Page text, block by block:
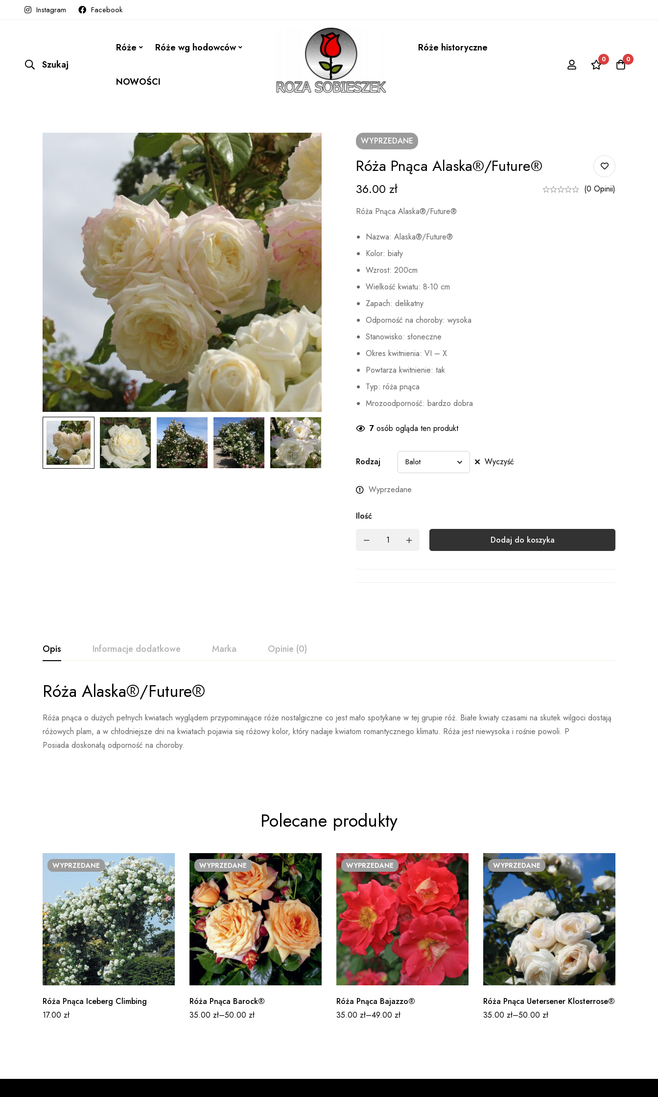
Instagram Facebook
Szukaj
Róże Róże wg hodowców Róże historyczne
NOWOŚCI
0 0
WYPRZEDANE
Róża Pnąca Alaska®/Future®
36.00 zł
(0 Opinii)
Róża Pnąca Alaska®/Future®
Nazwa: Alaska®/Future®
Kolor: biały
Wzrost: 200cm
Wielkość kwiatu: 8-10 cm
Zapach: delikatny
Odporność na choroby: wysoka
Stanowisko: słoneczne
Okres kwitnienia: VI – X
Powtarza kwitnienie: tak
Typ: róża pnąca
Mrozoodporność: bardzo dobra
7 osób ogląda ten produkt
Rodzaj Wyczyść
Wyprzedane
Ilość
Dodaj do koszyka
Opis Informacje dodatkowe Marka Opinie (0)
Róża Alaska®/Future®
Róża pnąca o dużych pełnych kwiatach wyglądem przypominające róże nostalgiczne co jest mało spotykane w tej grupie róż. Białe kwiaty czasami na skutek wilgoci dostają
różowych plam, a w chłodniejsze dni na kwiatach pojawia się różowy kolor, który nadaje kwiatom romantycznego klimatu. Róża jest niewysoka i rośnie powoli. P
Posiada doskonałą odporność na choroby.
Waga
Brak danych
cieszy się ogromną popularnością wśród miłośników róż, a róże powstałe właśnie w tej szkółce zdobywają liczne
nagrody i uznania za swój nieskazitelny wygląd i doskonałą zdrowotność.Każdego roku testuje się ponad 50 000
Ocena i opinia
Na podstawie 0 ocen Wystaw opinie
Polecane produkty
WYPRZEDANE
Róża Pnąca Iceberg Climbing
17.00 zł
WYPRZEDANE
Róża Pnąca Barock®
35.00 zł–50.00 zł
WYPRZEDANE
Róża Pnąca Bajazzo®
35.00 zł–49.00 zł
WYPRZEDANE
Róża Pnąca Uetersener Klosterrose®
35.00 zł–50.00 zł